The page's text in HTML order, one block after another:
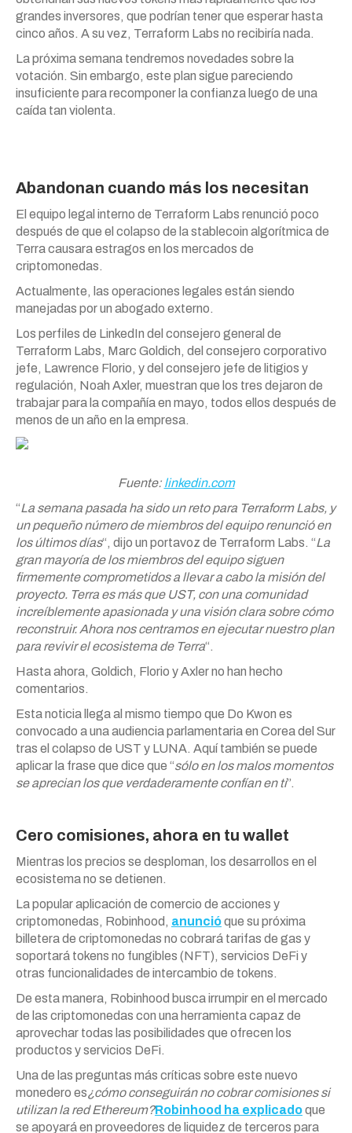
grandes inversores, que podrían tener que esperar hasta
cinco años. A su vez, Terraform Labs no recibiría nada.
La próxima semana tendremos novedades sobre la
votación. Sin embargo, este plan sigue pareciendo
insuficiente para recomponer la confianza luego de una
caída tan violenta.
Abandonan cuando más los necesitan
El equipo legal interno de Terraform Labs renunció poco
después de que el colapso de la stablecoin algorítmica de
Terra causara estragos en los mercados de
criptomonedas.
Actualmente, las operaciones legales están siendo
manejadas por un abogado externo.
Los perfiles de LinkedIn del consejero general de
Terraform Labs, Marc Goldich, del consejero corporativo
jefe, Lawrence Florio, y del consejero jefe de litigios y
regulación, Noah Axler, muestran que los tres dejaron de
trabajar para la compañía en mayo, todos ellos después de
menos de un año en la empresa.
Fuente: linkedin.com
“La semana pasada ha sido un reto para Terraform Labs, y
un pequeño número de miembros del equipo renunció en
los últimos días“, dijo un portavoz de Terraform Labs. “La
gran mayoría de los miembros del equipo siguen
firmemente comprometidos a llevar a cabo la misión del
proyecto. Terra es más que UST, con una comunidad
increíblemente apasionada y una visión clara sobre cómo
reconstruir. Ahora nos centramos en ejecutar nuestro plan
para revivir el ecosistema de Terra“.
Hasta ahora, Goldich, Florio y Axler no han hecho
comentarios.
Esta noticia llega al mismo tiempo que Do Kwon es
convocado a una audiencia parlamentaria en Corea del Sur
tras el colapso de UST y LUNA. Aquí también se puede
aplicar la frase que dice que “sólo en los malos momentos
se aprecian los que verdaderamente confían en ti”.
Cero comisiones, ahora en tu wallet
Mientras los precios se desploman, los desarrollos en el
ecosistema no se detienen.
La popular aplicación de comercio de acciones y
criptomonedas, Robinhood, anuncióque su próxima
billetera de criptomonedas no cobrará tarifas de gas y
soportará tokens no fungibles (NFT), servicios DeFi y
otras funcionalidades de intercambio de tokens.
De esta manera, Robinhood busca irrumpir en el mercado
de las criptomonedas con una herramienta capaz de
aprovechar todas las posibilidades que ofrecen los
productos y servicios DeFi.
Una de las preguntas más críticas sobre este nuevo
monedero es¿cómo conseguirán no cobrar comisiones si
utilizan la red Ethereum?Robinhood ha explicadoque
se apoyará en proveedores de liquidez de terceros para